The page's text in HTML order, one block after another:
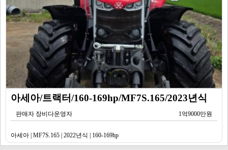
아세아/트랙터/160-169hp/MF7S.165/2023년식
판매자 장비다운영자 1억9000만원
아세아 | MF7S.165 | 2022년식 | 160-169hp